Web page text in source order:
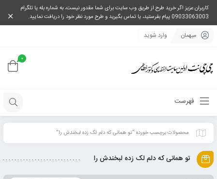
کاربران عزیز اگر خرید طرح از طریق وب سایت برای شما مقدور نیست، به شماره بله یا تلگرام
09033063003 پیام بفرستید، یا تماس بگیرید و طرح مورد نظر خود را دریافت نمایید.
میهمان وارد شوید
0
فهرست
محصولات برچسب خورده “تو همانی که دلم لک زده لبخندش را”
تو همانی که دلم لک زده لبخندش را